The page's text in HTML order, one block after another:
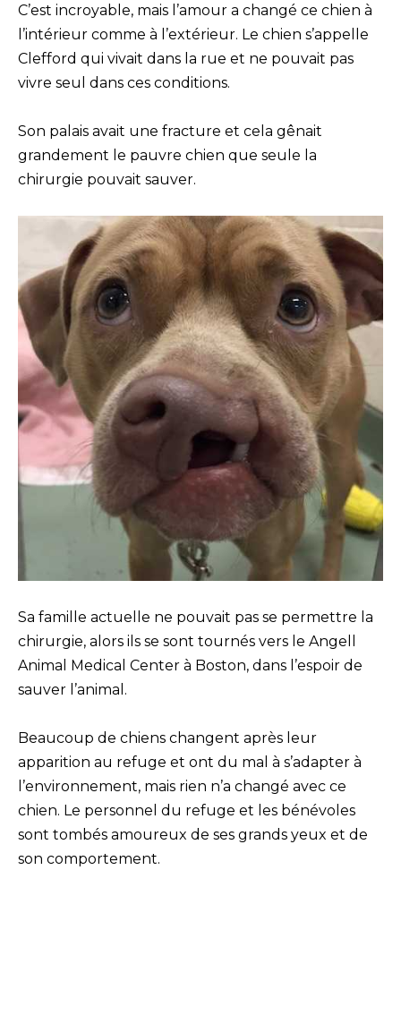
C’est incroyable, mais l’amour a changé ce chien à
l’intérieur comme à l’extérieur. Le chien s’appelle
Clefford qui vivait dans la rue et ne pouvait pas
vivre seul dans ces conditions.
Son palais avait une fracture et cela gênait
grandement le pauvre chien que seule la
chirurgie pouvait sauver.
Sa famille actuelle ne pouvait pas se permettre la
chirurgie, alors ils se sont tournés vers le Angell
Animal Medical Center à Boston, dans l’espoir de
sauver l’animal.
Beaucoup de chiens changent après leur
apparition au refuge et ont du mal à s’adapter à
l’environnement, mais rien n’a changé avec ce
chien. Le personnel du refuge et les bénévoles
sont tombés amoureux de ses grands yeux et de
son comportement.